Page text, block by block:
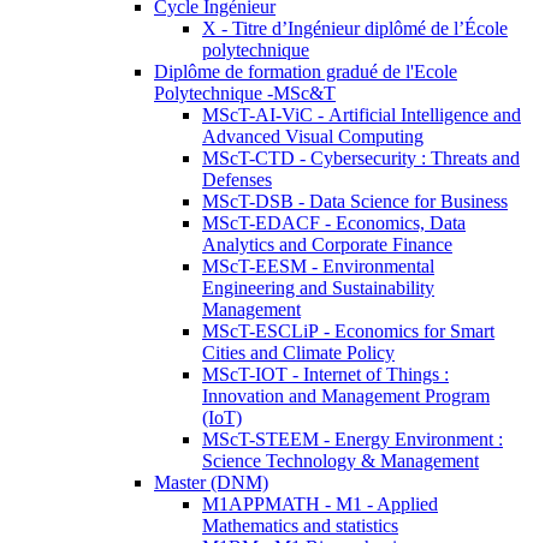
Cycle Ingénieur
X - Titre d’Ingénieur diplômé de l’École
polytechnique
Diplôme de formation gradué de l'Ecole
Polytechnique -MSc&T
MScT-AI-ViC - Artificial Intelligence and
Advanced Visual Computing
MScT-CTD - Cybersecurity : Threats and
Defenses
MScT-DSB - Data Science for Business
MScT-EDACF - Economics, Data
Analytics and Corporate Finance
MScT-EESM - Environmental
Engineering and Sustainability
Management
MScT-ESCLiP - Economics for Smart
Cities and Climate Policy
MScT-IOT - Internet of Things :
Innovation and Management Program
(IoT)
MScT-STEEM - Energy Environment :
Science Technology & Management
Master (DNM)
M1APPMATH - M1 - Applied
Mathematics and statistics